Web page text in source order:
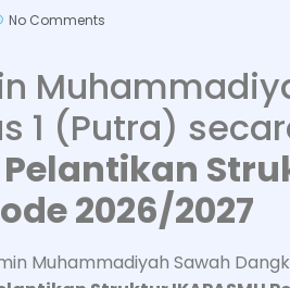
No Comments
1 (Putra)
Pelantikan
2026/2027
Muhammadiyah Sawah